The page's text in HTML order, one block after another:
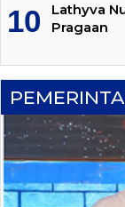
Lathyva
Pragaan